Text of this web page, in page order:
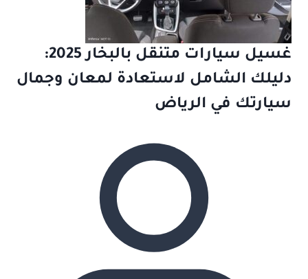
غسيل سيارات متنقل بالبخار 2025:
دليلك الشامل لاستعادة لمعان وجمال
سيارتك في الرياض